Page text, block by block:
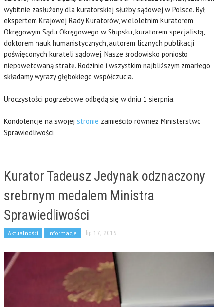
wybitnie zasłużony dla kuratorskiej służby sądowej w Polsce. Był
ekspertem Krajowej Rady Kuratorów, wieloletnim Kuratorem
Okręgowym Sądu Okręgowego w Słupsku, kuratorem specjalistą,
doktorem nauk humanistycznych, autorem licznych publikacji
poświęconych kurateli sądowej. Nasze środowisko poniosło
niepowetowaną stratę. Rodzinie i wszystkim najbliższym zmarłego
składamy wyrazy głębokiego współczucia.
Uroczystości pogrzebowe odbędą się w dniu 1 sierpnia.
Kondolencje na swojej stronie zamieściło również Ministerstwo
Sprawiedliwości.
Kurator Tadeusz Jedynak odznaczony
srebrnym medalem Ministra
Sprawiedliwości
Aktualności Informacje lip 17, 2015